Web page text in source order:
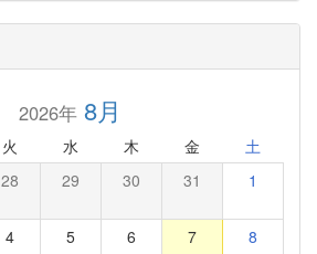
2026年8月
火 水 木 金 土
28 29 30 31 1
4 5 6 7 8